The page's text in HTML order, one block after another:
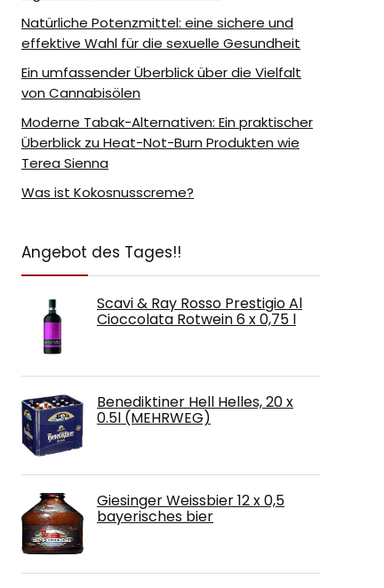
Natürliche Potenzmittel: eine sichere und
effektive Wahl für die sexuelle Gesundheit
Ein umfassender Überblick über die Vielfalt
von Cannabisölen
Moderne Tabak-Alternativen: Ein praktischer
Überblick zu Heat-Not-Burn Produkten wie
Terea Sienna
Was ist Kokosnusscreme?
Angebot des Tages!!
Scavi & Ray Rosso Prestigio Al
Cioccolata Rotwein 6 x 0,75 l
Benediktiner Hell Helles, 20 x
0.5l (MEHRWEG)
Giesinger Weissbier 12 x 0,5
bayerisches bier